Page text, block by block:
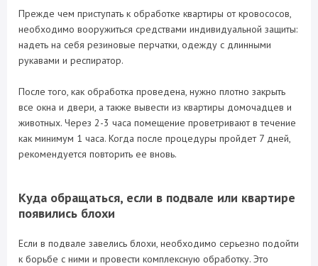
Прежде чем приступать к обработке квартиры от кровососов,
необходимо вооружиться средствами индивидуальной защиты:
надеть на себя резиновые перчатки, одежду с длинными
рукавами и респиратор.
После того, как обработка проведена, нужно плотно закрыть
все окна и двери, а также вывести из квартиры домочадцев и
животных. Через 2-3 часа помещение проветривают в течение
как минимум 1 часа. Когда после процедуры пройдет 7 дней,
рекомендуется повторить ее вновь.
Куда обращаться, если в подвале или квартире
появились блохи
Если в подвале завелись блохи, необходимо серьезно подойти
к борьбе с ними и провести комплексную обработку. Это